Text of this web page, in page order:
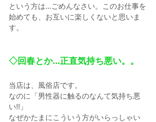
という方は...ごめんなさい。このお仕事を
始めても、お互いに楽しくないと思いま
す。
◇回春とか...正直気持ち悪い。。
当店は、風俗店です。
なのに「男性器に触るのなんて気持ち悪
い!!」
なぜかたまにこういう方がいらっしゃい